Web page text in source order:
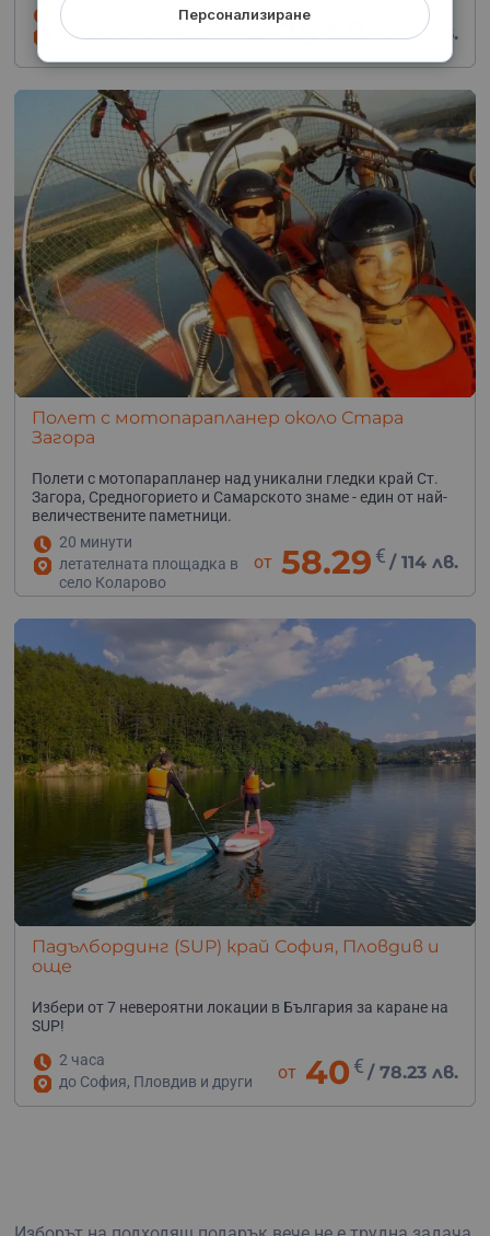
1 час
летище в с. Овощник, до
76.69 150 лв.
Полет с мотопарапланер около Стара
Загора
Полети с мотопарапланер над уникални гледки край Ст.
Загора, Средногорието и Самарското знаме - един от най-
величествените паметници.
20 минути
летателната площадка в
село Коларово
от 58.29 € /114 лв.
Падълбординг (SUP) край София, Пловдив и
още
Избери от 7 невероятни локации в България за каране на
SUP!
2 часа
до София, Пловдив и други
от 40 € / 78.23 лв.
Персонализиране